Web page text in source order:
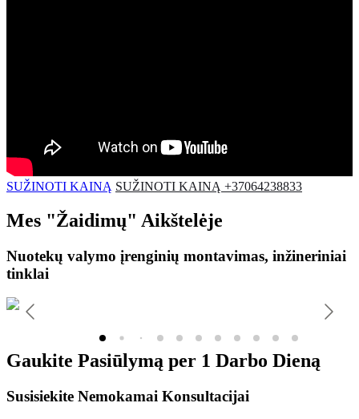
SUŽINOTI KAINĄ SUŽINOTI KAINĄ +37064238833
Mes "Žaidimų" Aikštelėje
Nuotekų valymo įrenginių montavimas, inžineriniai
tinklai
Gaukite Pasiūlymą per 1 Darbo Dieną
Susisiekite Nemokamai Konsultacijai